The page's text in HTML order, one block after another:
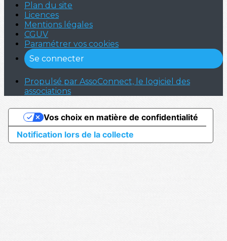
Plan du site
Licences
Mentions légales
CGUV
Paramétrer vos cookies
Se connecter
Propulsé par AssoConnect, le logiciel des
associations
Notification lors de la collecte
Vos choix en matière de confidentialité